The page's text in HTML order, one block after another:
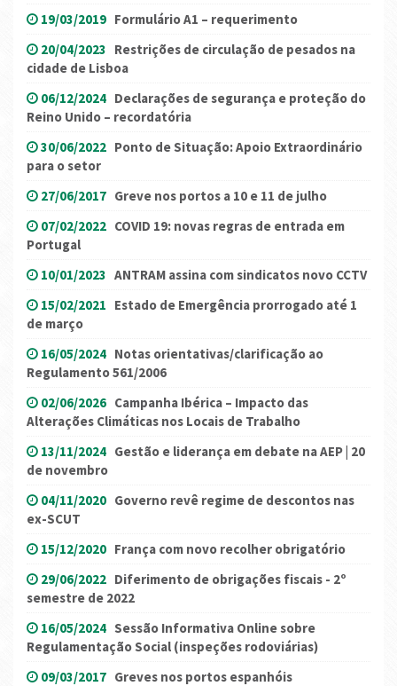
19/03/2019 Formulário A1 – requerimento
20/04/2023 Restrições de circulação de pesados na
cidade de Lisboa
06/12/2024 Declarações de segurança e proteção do
Reino Unido – recordatória
30/06/2022 Ponto de Situação: Apoio Extraordinário
para o setor
27/06/2017 Greve nos portos a 10 e 11 de julho
07/02/2022 COVID 19: novas regras de entrada em
Portugal
10/01/2023 ANTRAM assina com sindicatos novo CCTV
15/02/2021 Estado de Emergência prorrogado até 1
de março
16/05/2024 Notas orientativas/clarificação ao
Regulamento 561/2006
02/06/2026 Campanha Ibérica – Impacto das
Alterações Climáticas nos Locais de Trabalho
13/11/2024 Gestão e liderança em debate na AEP | 20
de novembro
04/11/2020 Governo revê regime de descontos nas
ex-SCUT
15/12/2020 França com novo recolher obrigatório
29/06/2022 Diferimento de obrigações fiscais - 2º
semestre de 2022
16/05/2024 Sessão Informativa Online sobre
Regulamentação Social (inspeções rodoviárias)
09/03/2017 Greves nos portos espanhóis